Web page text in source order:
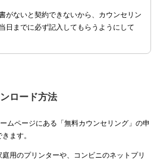
がないと契約できないから、カウンセリン
日までに必ず記入してもらうようにして
ロード方法
ムページにある「無料カウンセリング」の申
ます。
用のプリンターや、コンビニのネットプリ